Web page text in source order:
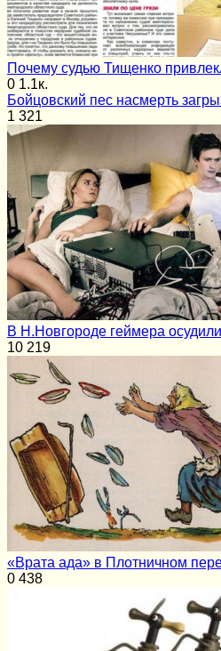
Почему судью Тищенко
0 1.1к.
Бойцовский пес насмерть
1 321
В Н.Новгороде геймера
10 219
«Врата ада» в Плотничном
0 438